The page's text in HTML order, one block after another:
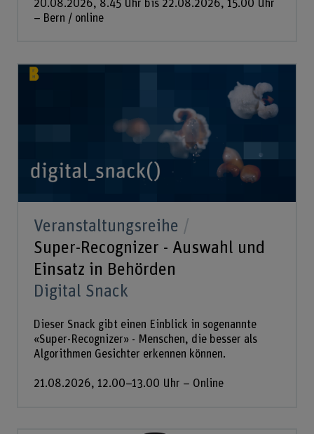
20.08.2026, 8.45 Uhr bis 22.08.2026, 15.00 Uhr
– Bern / online
Veranstaltungsreihe
Super-Recognizer - Auswahl und
Einsatz in Behörden
Digital Snack
Dieser Snack gibt einen Einblick in sogenannte
«Super-Recognizer» - Menschen, die besser als
Algorithmen Gesichter erkennen können.
21.08.2026, 12.00–13.00 Uhr – Online